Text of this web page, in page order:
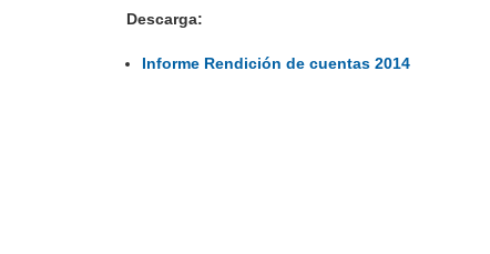
Descarga:
Informe Rendición de cuentas 2014